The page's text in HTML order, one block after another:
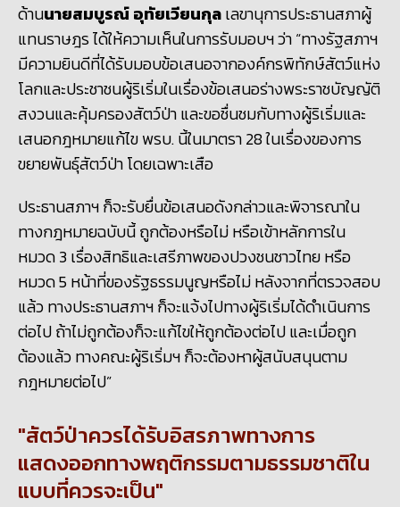
ด้านนายสมบูรณ์ อุทัยเวียนกุลเลขานุการประธานสภาผู้
แทนราษฎร ได้ให้ความเห็นในการรับมอบฯ ว่า “ทางรัฐสภาฯ
มีความยินดีที่ได้รับมอบข้อเสนอจากองค์กรพิทักษ์สัตว์แห่ง
โลกและประชาชนผู้ริเริ่มในเรื่องข้อเสนอร่างพระราชบัญญัติ
สงวนและคุ้มครองสัตว์ป่า และขอชื่นชมกับทางผู้ริเริ่มและ
เสนอกฎหมายแก้ไข พรบ. นี้ในมาตรา28 ในเรื่องของการ
ขยายพันธุ์สัตว์ป่า โดยเฉพาะเสือ
ประธานสภาฯ ก็จะรับยื่นข้อเสนอดังกล่าวและพิจารณาใน
ทางกฎหมายฉบับนี้ ถูกต้องหรือไม่ หรือเข้าหลักการใน
หมวด 3 เรื่องสิทธิและเสรีภาพของปวงชนชาวไทย หรือ
หมวด 5 หน้าที่ของรัฐธรรมนูญหรือไม่ หลังจากที่ตรวจสอบ
แล้ว ทางประธานสภาฯ ก็จะแจ้งไปทางผู้ริเริ่มได้ดำเนินการ
ต่อไป ถ้าไม่ถูกต้องก็จะแก้ไขให้ถูกต้องต่อไป และเมื่อถูก
ต้องแล้ว ทางคณะผู้ริเริ่มฯ ก็จะต้องหาผู้สนับสนุนตาม
กฎหมายต่อไป”
สัตว์ป่าควรได้รับอิสรภาพทางการ
แสดงออกทางพฤติกรรมตามธรรมชาติใน
แบบที่ควรจะเป็น